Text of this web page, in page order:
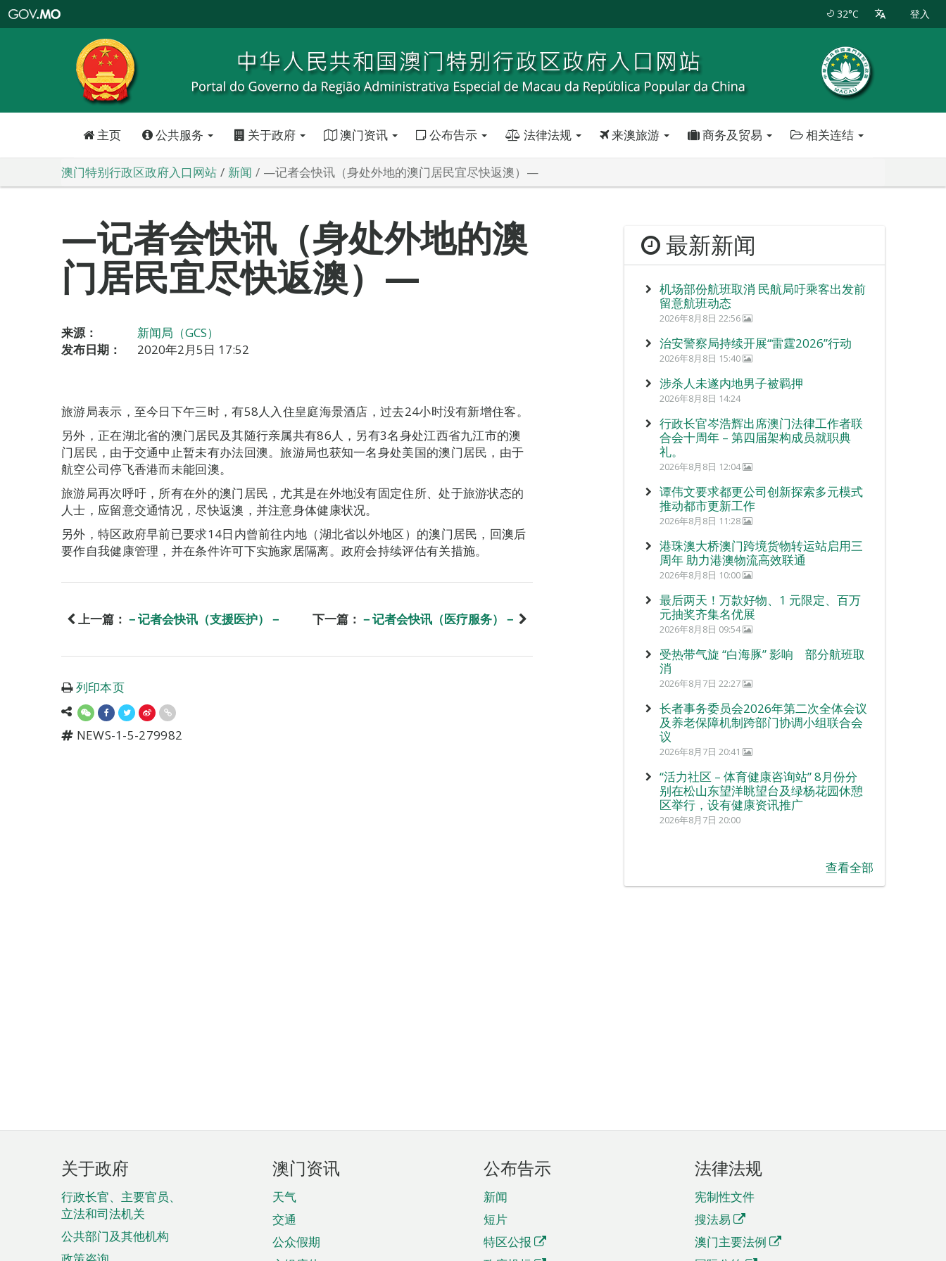
特
政
区
政
口
32°C 登入
主页 公共服务 关于政府 澳门资讯 公布告示 法律法规 来澳旅游 商务及贸易 相关连结
澳门特别行政区政府入口网站 新闻 —记者会快讯（身处外地的澳门居民宜尽快返澳）—
—记者会快讯（身处外地的澳
门居民宜尽快返澳）—
来源：
新闻局（GCS）
发布日期：
2020年2月5日 17:52
旅游局表示，至今日下午三时，有58人入住皇庭海景酒店，过去24小时没有新增住客。
另外，正在湖北省的澳门居民及其随行亲属共有86人，另有3名身处江西省九江市的澳
门居民，由于交通中止暂未有办法回澳。旅游局也获知一名身处美国的澳门居民，由于
航空公司停飞香港而未能回澳。
旅游局再次呼吁，所有在外的澳门居民，尤其是在外地没有固定住所、处于旅游状态的
人士，应留意交通情况，尽快返澳，并注意身体健康状况。
另外，特区政府早前已要求14日内曾前往内地（湖北省以外地区）的澳门居民，回澳后
要作自我健康管理，并在条件许可下实施家居隔离。政府会持续评估有关措施。
上一篇： －记者会快讯（支援医护）－ 下一篇： －记者会快讯（医疗服务）－
列印本页
NEWS-1-5-279982
最新新闻
机场部份航班取消 民航局吁乘客出发前
留意航班动态
2026年8月8日 22:56
治安警察局持续开展“雷霆2026”行动
2026年8月8日 15:40
涉杀人未遂内地男子被羁押
2026年8月8日 14:24
行政长官岑浩辉出席澳门法律工作者联
合会十周年 – 第四届架构成员就职典
礼。
2026年8月8日 12:04
谭伟文要求都更公司创新探索多元模式
推动都市更新工作
2026年8月8日 11:28
港珠澳大桥澳门跨境货物转运站启用三
周年 助力港澳物流高效联通
2026年8月8日 10:00
最后两天！万款好物、1 元限定、百万
元抽奖齐集名优展
2026年8月8日 09:54
受热带气旋 “白海豚” 影响 部分航班取
消
2026年8月7日 22:27
长者事务委员会2026年第二次全体会议
及养老保障机制跨部门协调小组联合会
议
2026年8月7日 20:41
“活力社区 – 体育健康咨询站” 8月份分
别在松山东望洋眺望台及绿杨花园休憩
区举行，设有健康资讯推广
2026年8月7日 20:00
查看全部
页
脚
菜
单
关于政府
行政长官、主要官员、
立法和司法机关
公共部门及其他机构
澳门资讯
天气
交通
公众假期
公布告示
新闻
短片
特区公报
法律法规
宪制性文件
搜法易
澳门主要法例